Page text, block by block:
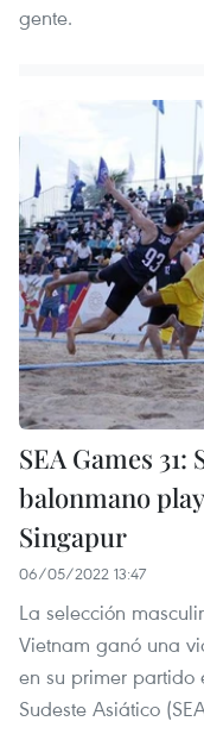
gente.
SEA Games
balonmano
Singapur
06/05/2022 13:47
La selección
Vietnam ganó una
en su primer partido
Sudeste Asiático